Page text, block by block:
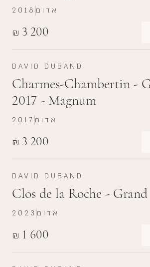
₪ 3 200
2018 אדום
DAVID DUBAND
Charmes-Chambertin -
2017 - Magnum
₪ 3 200
2017 אדום
DAVID DUBAND
Clos de la Roche -
₪ 1 600
2023 אדום